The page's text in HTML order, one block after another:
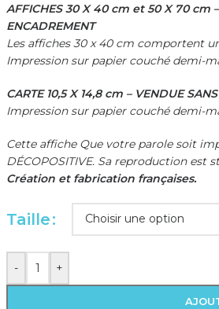
AFFICHES 30 X 40 cm et 50 X 70 cm
ENCADREMENT
Les affiches 30 x 40 cm comportent
Impression sur papier couché demi-
CARTE 10,5 X 14,8 cm – VENDUE
Impression sur papier couché demi-
Cette affiche Que votre parole soit
DÉCOPOSITIVE. Sa reproduction est
Création et fabrication françaises.
Taille
- +